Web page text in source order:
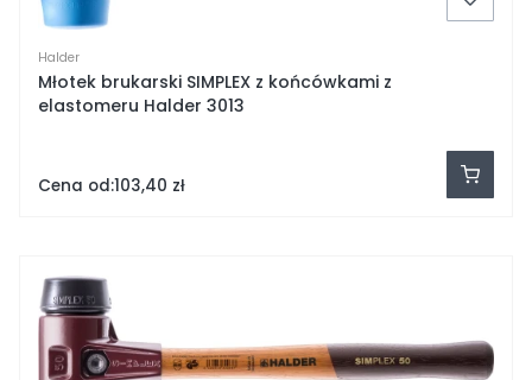
Halder
Młotek brukarski SIMPLEX z końcówkami z
elastomeru Halder 3013
Cena od:103,40 zł